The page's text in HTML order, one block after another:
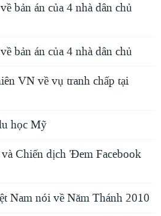
bản án của 4 nhà dân chủ
bản án của 4 nhà dân chủ
VN về vụ tranh chấp tại
học Mỹ
Chiến dịch 'Đem Facebook
Nam nói về Năm Thánh 2010